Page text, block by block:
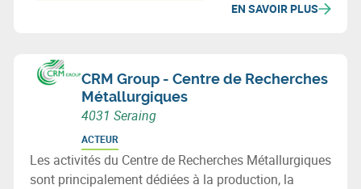
EN SAVOIR PLUS
CRM Group - Centre de Recherches
Métallurgiques
4031 Seraing
ACTEUR
Les activités du Centre de Recherches Métallurgiques
sont principalement dédiées à la production, la